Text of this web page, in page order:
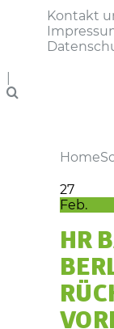
Kontakt
Home
27
Feb.
HR